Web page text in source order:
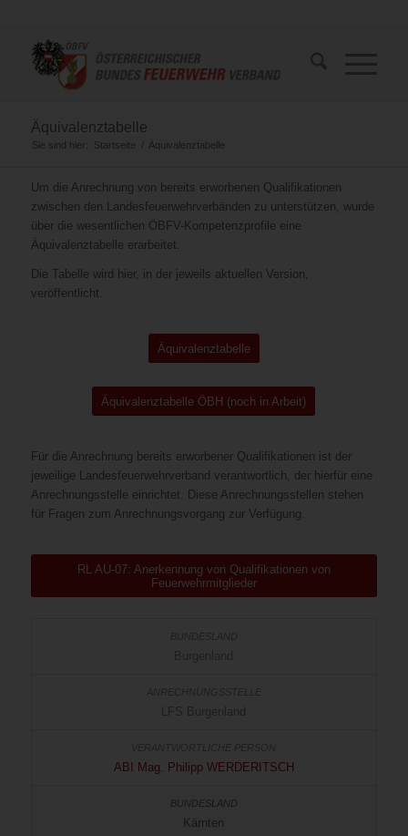
Äquivalenztabelle
Sie sind hier: Startseite / Äquivalenztabelle
Um die Anrechnung von bereits erworbenen Qualifikationen
zwischen den Landesfeuerwehrverbänden zu unterstützen, wurde
über die wesentlichen ÖBFV-Kompetenzprofile eine
Äquivalenztabelle erarbeitet.
Die Tabelle wird hier, in der jeweils aktuellen Version,
veröffentlicht.
Äquivalenztabelle
Äquivalenztabelle ÖBH (noch in Arbeit)
Für die Anrechnung bereits erworbener Qualifikationen ist der
jeweilige Landesfeuerwehrverband verantwortlich, der hierfür eine
Anrechnungsstelle einrichtet. Diese Anrechnungsstellen stehen
für Fragen zum Anrechnungsvorgang zur Verfügung.
RL AU-07: Anerkennung von Qualifikationen von
Feuerwehrmitglieder
ABI Mag. Philipp WERDERITSCH
Kärnten